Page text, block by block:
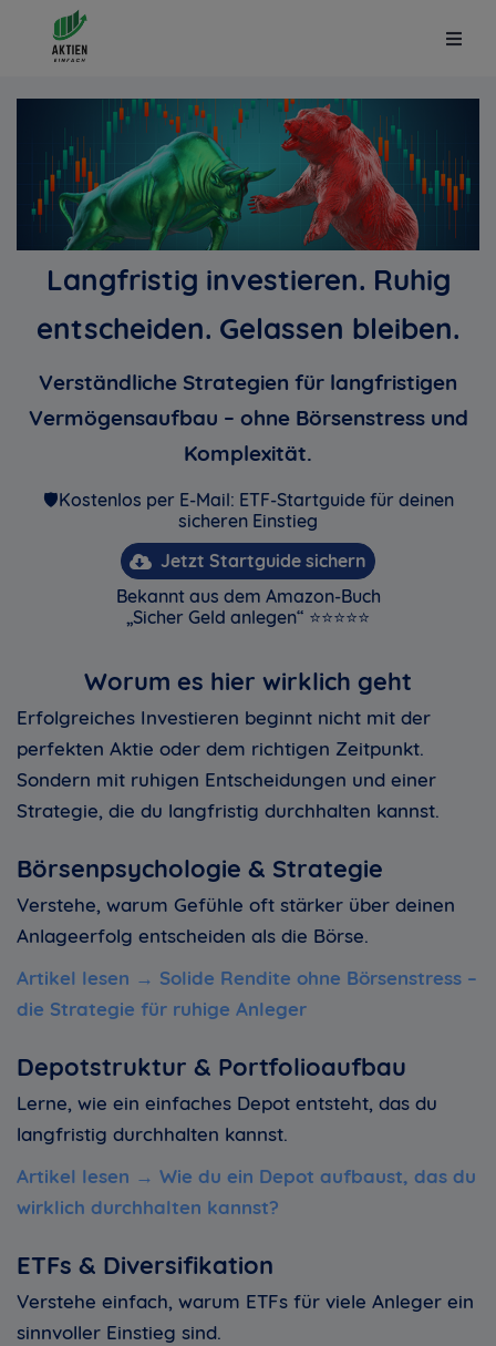
Langfristig investieren. Ruhig
entscheiden. Gelassen bleiben.
Verständliche Strategien für langfristigen
Vermögensaufbau – ohne Börsenstress und
Komplexität.
🛡️Kostenlos per E-Mail: ETF-Startguide für deinen
sicheren Einstieg
Jetzt Startguide sichern
Bekannt aus dem Amazon-Buch
„Sicher Geld anlegen“ ⭐⭐⭐⭐⭐
Worum es hier wirklich geht
Erfolgreiches Investieren beginnt nicht mit der
perfekten Aktie oder dem richtigen Zeitpunkt.
Sondern mit ruhigen Entscheidungen und einer
Strategie, die du langfristig durchhalten kannst.
Börsenpsychologie & Strategie
Verstehe, warum Gefühle oft stärker über deinen
Anlageerfolg entscheiden als die Börse.
Artikel lesen → Solide Rendite ohne Börsenstress –
die Strategie für ruhige Anleger
Depotstruktur & Portfolioaufbau
Lerne, wie ein einfaches Depot entsteht, das du
langfristig durchhalten kannst.
Artikel lesen → Wie du ein Depot aufbaust, das du
wirklich durchhalten kannst?
ETFs & Diversifikation
Verstehe einfach, warum ETFs für viele Anleger ein
sinnvoller Einstieg sind.